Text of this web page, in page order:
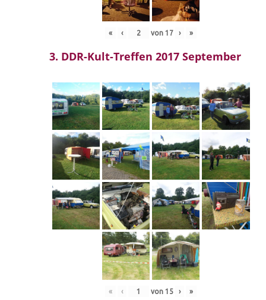
« ‹ von 17 › »
3. DDR-Kult-Treffen 2017 September
« ‹ von 15 › »